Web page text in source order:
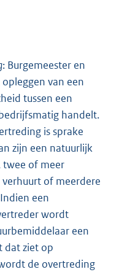
: Burgemeester en
van een
tussen een
handelt.
is sprake
zijn een natuurlijk
twee of meer
of meerdere
een
wordt
een
dat ziet op
de overtreding